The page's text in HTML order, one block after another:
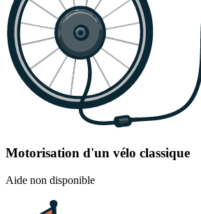
Motorisation d'un vélo classique
Aide non disponible